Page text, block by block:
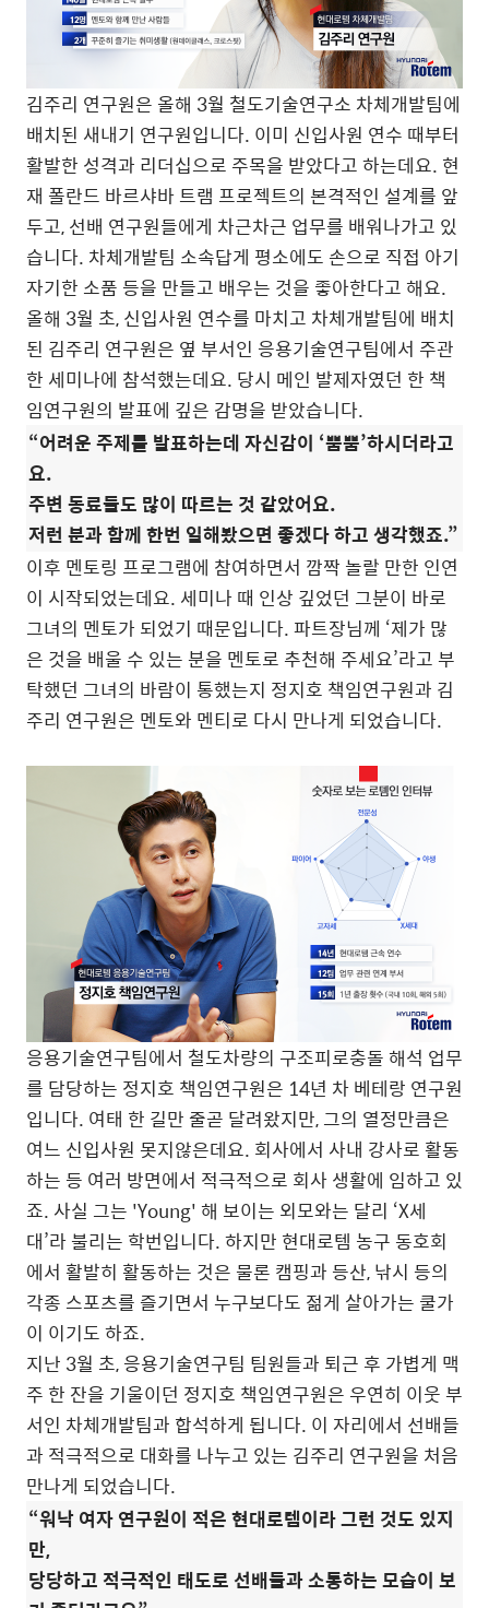
김주리 연구원은 올해 3월 철도기술연구소 차체개발팀에
배치된 새내기 연구원입니다. 이미 신입사원 연수 때부터
활발한 성격과 리더십으로 주목을 받았다고 하는데요. 현
재 폴란드 바르샤바 트램 프로젝트의 본격적인 설계를 앞
두고, 선배 연구원들에게 차근차근 업무를 배워나가고 있
습니다. 차체개발팀 소속답게 평소에도 손으로 직접 아기
자기한 소품 등을 만들고 배우는 것을 좋아한다고 해요.
올해 3월 초, 신입사원 연수를 마치고 차체개발팀에 배치
된 김주리 연구원은 옆 부서인 응용기술연구팀에서 주관
한 세미나에 참석했는데요. 당시 메인 발제자였던 한 책
임연구원의 발표에 깊은 감명을 받았습니다.
“어려운 주제를 발표하는데 자신감이 ‘뿜뿜’하시더라고
요.
주변 동료들도 많이 따르는 것 같았어요.
저런 분과 함께 한번 일해봤으면 좋겠다 하고 생각했죠.”
이후 멘토링 프로그램에 참여하면서 깜짝 놀랄 만한 인연
이 시작되었는데요. 세미나 때 인상 깊었던 그분이 바로
그녀의 멘토가 되었기 때문입니다. 파트장님께 ‘제가 많
은 것을 배울 수 있는 분을 멘토로 추천해 주세요’라고 부
탁했던 그녀의 바람이 통했는지 정지호 책임연구원과 김
주리 연구원은 멘토와 멘티로 다시 만나게 되었습니다.
응용기술연구팀에서 철도차량의 구조피로충돌 해석 업무
를 담당하는 정지호 책임연구원은 14년 차 베테랑 연구원
입니다. 여태 한 길만 줄곧 달려왔지만, 그의 열정만큼은
여느 신입사원 못지않은데요. 회사에서 사내 강사로 활동
하는 등 여러 방면에서 적극적으로 회사 생활에 임하고 있
죠. 사실 그는 'Young' 해 보이는 외모와는 달리 ‘X세
대’라 불리는 학번입니다. 하지만 현대로템 농구 동호회
에서 활발히 활동하는 것은 물론 캠핑과 등산, 낚시 등의
각종 스포츠를 즐기면서 누구보다도 젊게 살아가는 쿨가
이 이기도 하죠.
지난 3월 초, 응용기술연구팀 팀원들과 퇴근 후 가볍게 맥
주 한 잔을 기울이던 정지호 책임연구원은 우연히 이웃 부
서인 차체개발팀과 합석하게 됩니다. 이 자리에서 선배들
과 적극적으로 대화를 나누고 있는 김주리 연구원을 처음
만나게 되었습니다.
“워낙 여자 연구원이 적은 현대로템이라 그런 것도 있지
만,
당당하고 적극적인 태도로 선배들과 소통하는 모습이 보